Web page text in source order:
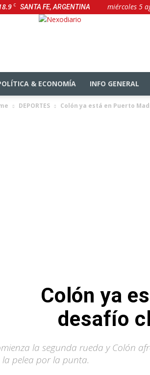
C SANTA FE, ARGENTINA miércoles 5
& ECONOMÍA INFO GENERAL
DEPORTES Colón ya está en Puerto
Colón ya
desafío
la segunda rueda y Colón
la pelea por la punta.